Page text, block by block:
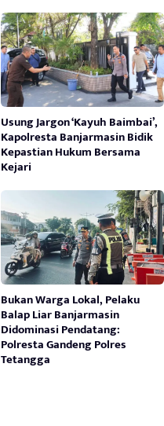
Usung Jargon ‘Kayuh Baimbai’,
Kapolresta Banjarmasin Bidik
Kepastian Hukum Bersama
Kejari
Bukan Warga Lokal, Pelaku
Balap Liar Banjarmasin
Didominasi Pendatang:
Polresta Gandeng Polres
Tetangga